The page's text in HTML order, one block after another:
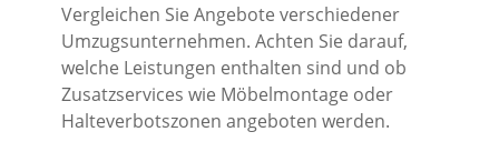
Vergleichen Sie Angebote verschiedener
Umzugsunternehmen. Achten Sie darauf,
welche Leistungen enthalten sind und ob
Zusatzservices wie Möbelmontage oder
Halteverbotszonen angeboten werden.